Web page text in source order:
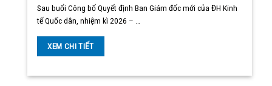
Sau buổi Công bố Quyết định Ban Giám đốc mới của ĐH Kinh
tế Quốc dân, nhiệm kì 2026 – …
XEM CHI TIẾT